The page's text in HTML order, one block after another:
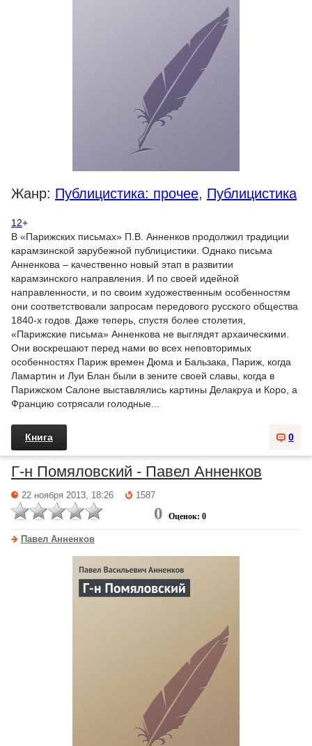
Жанр: Публицистика: прочее, Публицистика
12+
В «Парижских письмах» П.В. Анненков продолжил традиции
карамзинской зарубежной публицистики. Однако письма
Анненкова – качественно новый этап в развитии
карамзинского направления. И по своей идейной
направленности, и по своим художественным особенностям
они соответствовали запросам передового русского общества
1840-х годов. Даже теперь, спустя более столетия,
«Парижские письма» Анненкова не выглядят архаическими.
Они воскрешают перед нами во всех неповторимых
особенностях Париж времен Дюма и Бальзака, Париж, когда
Ламартин и Луи Блан были в зените своей славы, когда в
Парижском Салоне выставлялись картины Делакруа и Коро, а
Францию сотрясали голодные...
0
Книга
Г-н Помяловский - Павел Анненков
22 ноября 2013, 18:26 1587
0 Оценок: 0
Павел Анненков